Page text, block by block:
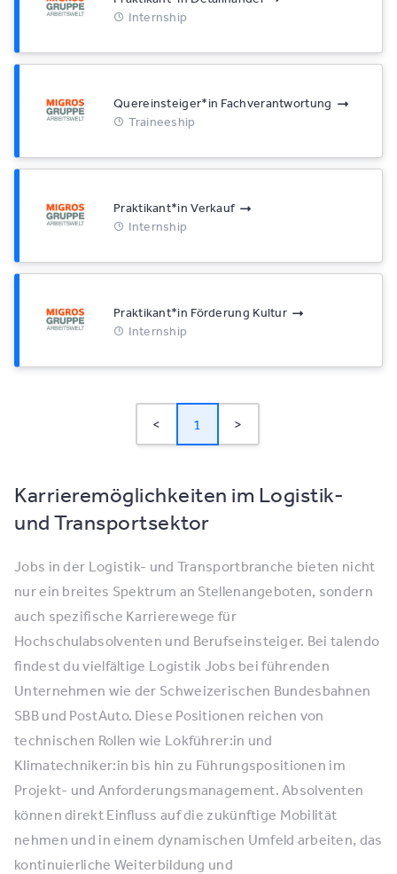
Internship
Quereinsteiger*​in Fachverantwortung
Traineeship
Praktikant*​in Verkauf
Internship
Praktikant*​in Förderung Kultur
Internship
< 1 >
Karrieremöglichkeiten im Logistik-
und Transportsektor
Jobs in der Logistik- und Transportbranche bieten nicht
nur ein breites Spektrum an Stellenangeboten, sondern
auch spezifische Karrierewege für
Hochschulabsolventen und Berufseinsteiger. Bei talendo
findest du vielfältige Logistik Jobs bei führenden
Unternehmen wie der Schweizerischen Bundesbahnen
SBB und PostAuto. Diese Positionen reichen von
technischen Rollen wie Lokführer:in und
Klimatechniker:in bis hin zu Führungspositionen im
Projekt- und Anforderungsmanagement. Absolventen
können direkt Einfluss auf die zukünftige Mobilität
nehmen und in einem dynamischen Umfeld arbeiten, das
kontinuierliche Weiterbildung und